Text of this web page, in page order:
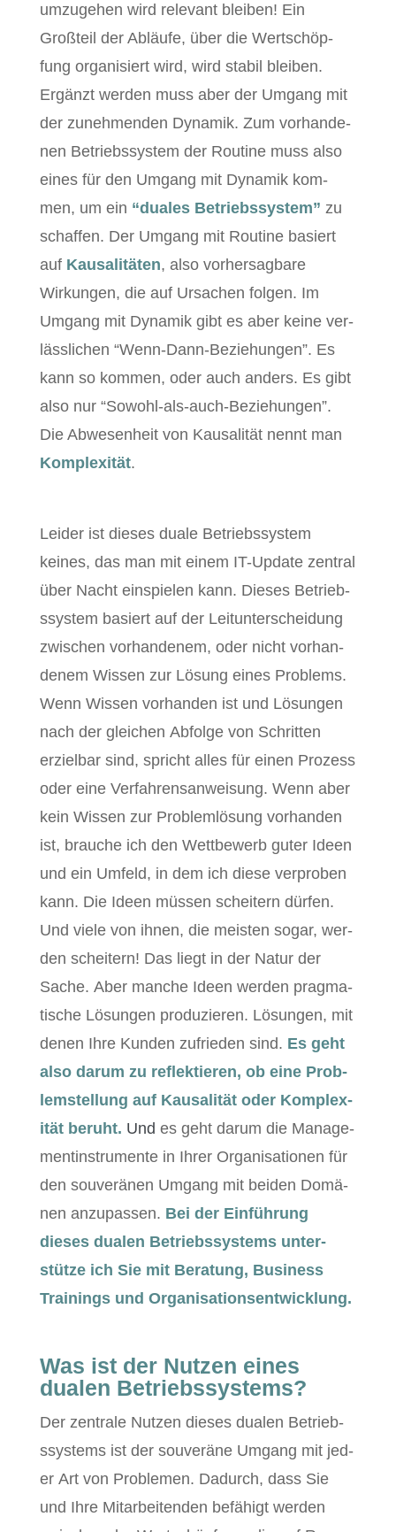
umzuge­hen wird rel­e­vant bleiben! Ein
Großteil der Abläufe, über die Wertschöp­
fung organ­isiert wird, wird sta­bil bleiben.
Ergänzt wer­den muss aber der Umgang mit
der zunehmenden Dynamik. Zum vorhan­de­
nen Betrieb­ssys­tem der Rou­tine muss also
eines für den Umgang mit Dynamik kom­
men, um ein “duales Betrieb­ssys­tem” zu
schaf­fen. Der Umgang mit Rou­tine basiert
auf Kausal­itäten, also vorher­sag­bare
Wirkun­gen, die auf Ursachen fol­gen. Im
Umgang mit Dynamik gibt es aber keine ver­
lässlichen “Wenn-Dann-Beziehun­gen”. Es
kann so kom­men, oder auch anders. Es gibt
also nur “Sowohl-als-auch-Beziehun­gen”.
Die Abwe­sen­heit von Kausal­ität nen­nt man
Kom­plex­ität.
Lei­der ist dieses duale Betrieb­ssys­tem
keines, das man mit einem IT-Update zen­tral
über Nacht ein­spie­len kann. Dieses Betrieb­
ssys­tem basiert auf der Leitun­ter­schei­dung
zwis­chen vorhan­den­em, oder nicht vorhan­
den­em Wis­sen zur Lösung eines Prob­lems.
Wenn Wis­sen vorhan­den ist und Lösun­gen
nach der gle­ichen Abfolge von Schrit­ten
erziel­bar sind, spricht alles für einen Prozess
oder eine Ver­fahren­san­weisung. Wenn aber
kein Wis­sen zur Prob­lem­lö­sung vorhan­den
ist, brauche ich den Wet­tbe­werb guter Ideen
und ein Umfeld, in dem ich diese ver­proben
kann. Die Ideen müssen scheit­ern dür­fen.
Und viele von ihnen, die meis­ten sog­ar, wer­
den scheit­ern! Das liegt in der Natur der
Sache. Aber manche Ideen wer­den prag­ma­
tis­che Lösun­gen pro­duzieren. Lösun­gen, mit
denen Ihre Kun­den zufrieden sind. Es geht
also darum zu reflek­tieren, ob eine Prob­
lem­stel­lung auf Kausal­ität oder Kom­plex­
ität beruht. Und es geht darum die Man­age­
mentin­stru­mente in Ihrer Organ­i­sa­tio­nen für
den sou­verä­nen Umgang mit bei­den Domä­
nen anzu­passen. Bei der Ein­führung
dieses dualen Betrieb­ssys­tems unter­
stütze ich Sie mit Beratung, Busi­ness
Train­ings und Organisationsentwicklung.
Was ist der Nutzen eines
dualen Betriebssystems?
Der zen­trale Nutzen dieses dualen Betrieb­
ssys­tems ist der sou­veräne Umgang mit jed­
er Art von Prob­le­men. Dadurch, dass Sie
und Ihre Mitar­bei­t­en­den befähigt wer­den